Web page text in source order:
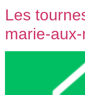
Les
marie-